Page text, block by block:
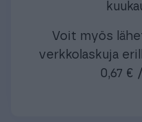
Voit myös
verkkolaskuja
0,67 €